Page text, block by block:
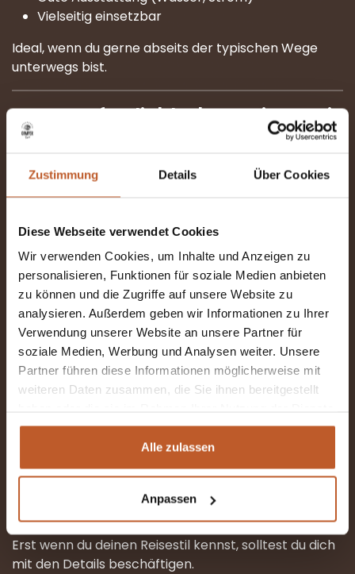
Zustimmung Details Über Cookies
Diese Webseite verwendet Cookies
Wir verwenden Cookies, um Inhalte und Anzeigen zu
personalisieren, Funktionen für soziale Medien anbieten
zu können und die Zugriffe auf unsere Website zu
analysieren. Außerdem geben wir Informationen zu Ihrer
Verwendung unserer Website an unsere Partner für
soziale Medien, Werbung und Analysen weiter. Unsere
Partner führen diese Informationen möglicherweise mit
weiteren Daten zusammen, die Sie ihnen bereitgestellt
gesammelt haben.
Alle zulassen
Anpassen
Vielseitig einsetzbar
Ideal, wenn du gerne abseits der typischen Wege
unterwegs bist.
Der Komfortliebhaber: reisen mit
extra Komfort
Für dich bedeutet Urlaub vor allem Entspannung. Du
möchtest unterwegs sein, aber nicht auf Komfort
griffbereit machen den Unterschied.
Was dazu passt:
Komfortables oder luxuriöses Wohnmobil
Moderne Ausstattung
Genug Platz zum Wohlfühlen
Perfekt für längere Reisen oder wenn du gerne
Und dann erst: die
praktischen Entscheidungen
Erst wenn du deinen Reisestil kennst, solltest du dich
mit den Details beschäftigen.